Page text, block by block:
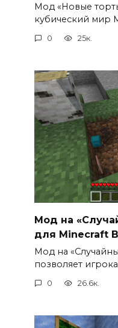
Мод «Новые
кубический мир
0 25к.
Мод на
для Minecraft
Мод на
позволяет
0 26.6к.